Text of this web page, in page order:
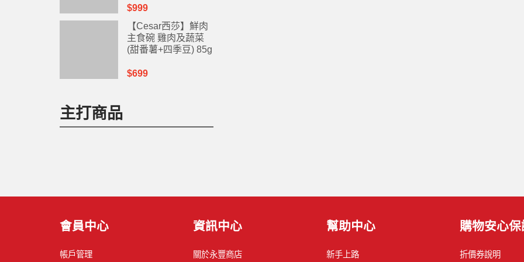
$999
【Cesar西莎】鮮肉
主食碗 雞肉及蔬菜
(甜番薯+四季豆) 85g
$699
主打商品
會員中心
帳戶管理
資訊中心
關於永豐商店
幫助中心
新手上路
購物安心保
折價券說明